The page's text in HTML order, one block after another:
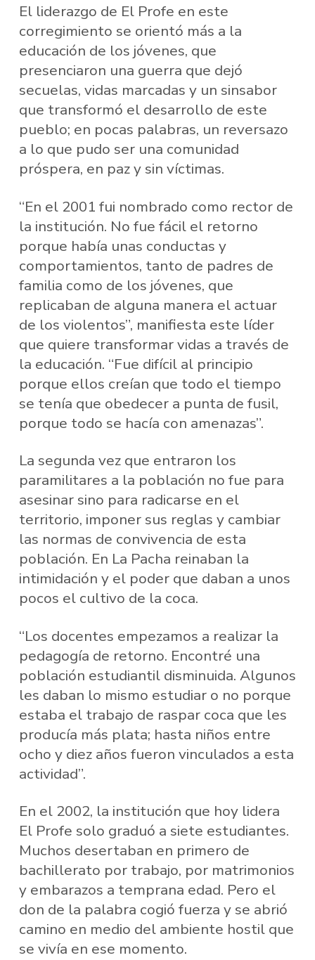
El liderazgo de El Profe en este
corregimiento se orientó más a la
educación de los jóvenes, que
presenciaron una guerra que dejó
secuelas, vidas marcadas y un sinsabor
que transformó el desarrollo de este
pueblo; en pocas palabras, un reversazo
a lo que pudo ser una comunidad
próspera, en paz y sin víctimas.
“En el 2001 fui nombrado como rector de
la institución. No fue fácil el retorno
porque había unas conductas y
comportamientos, tanto de padres de
familia como de los jóvenes, que
replicaban de alguna manera el actuar
de los violentos”, manifiesta este líder
que quiere transformar vidas a través de
la educación. “Fue difícil al principio
porque ellos creían que todo el tiempo
se tenía que obedecer a punta de fusil,
porque todo se hacía con amenazas”.
La segunda vez que entraron los
paramilitares a la población no fue para
asesinar sino para radicarse en el
territorio, imponer sus reglas y cambiar
las normas de convivencia de esta
población. En La Pacha reinaban la
intimidación y el poder que daban a unos
pocos el cultivo de la coca.
“Los docentes empezamos a realizar la
pedagogía de retorno. Encontré una
población estudiantil disminuida. Algunos
les daban lo mismo estudiar o no porque
estaba el trabajo de raspar coca que les
producía más plata; hasta niños entre
ocho y diez años fueron vinculados a esta
actividad”.
En el 2002, la institución que hoy lidera
El Profe solo graduó a siete estudiantes.
Muchos desertaban en primero de
bachillerato por trabajo, por matrimonios
y embarazos a temprana edad. Pero el
don de la palabra cogió fuerza y se abrió
camino en medio del ambiente hostil que
se vivía en ese momento.